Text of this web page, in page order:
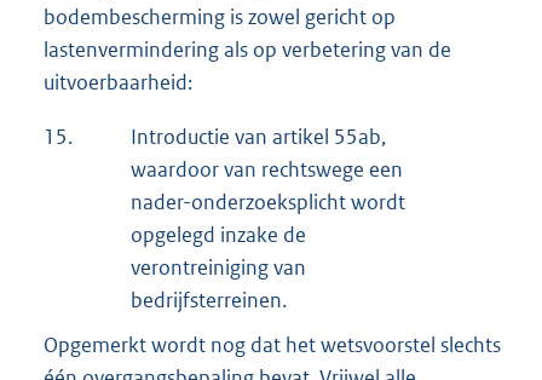
bodembescherming is zowel gericht op
lastenvermindering als op verbetering van de
uitvoerbaarheid:
15.
Introductie van artikel 55ab,
waardoor van rechtswege een
nader-onderzoeksplicht wordt
opgelegd inzake de
verontreiniging van
bedrijfsterreinen.
Opgemerkt wordt nog dat het wetsvoorstel slechts